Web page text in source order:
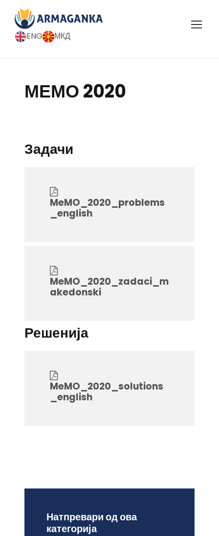
ENG МКД
МЕМО 2020
Задачи
MeMO_2020_problems
_english
MeMO_2020_zadaci_m
akedonski
Решенија
MeMO_2020_solutions
_english
Натпревари од ова
категорија